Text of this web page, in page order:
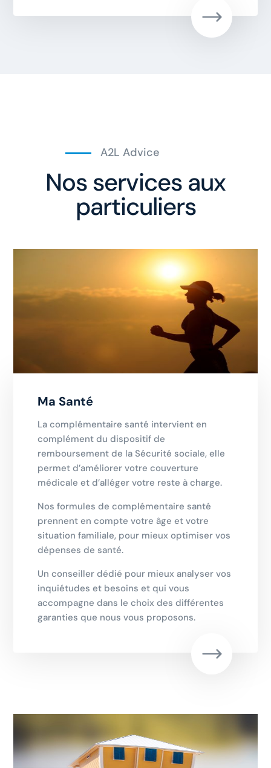
A2L Advice
Nos services aux
particuliers
Ma Santé
La complémentaire santé intervient en
complément du dispositif de
remboursement de la Sécurité sociale, elle
permet d’améliorer votre couverture
médicale et d’alléger votre reste à charge.
Nos formules de complémentaire santé
prennent en comptevotre âge et votre
situation familiale, pour mieux optimiser vos
dépenses de santé.
Un conseiller dédié pour mieux analyser vos
inquiétudes et besoins et qui vous
accompagne dans le choix des différentes
garanties que nous vous proposons.